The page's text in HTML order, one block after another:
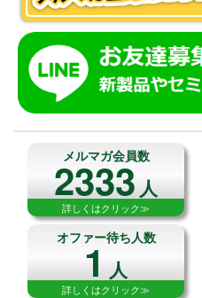
メルマガ会員数
2333人
詳しくはクリック≫
オファー待ち人数
1人
詳しくはクリック≫